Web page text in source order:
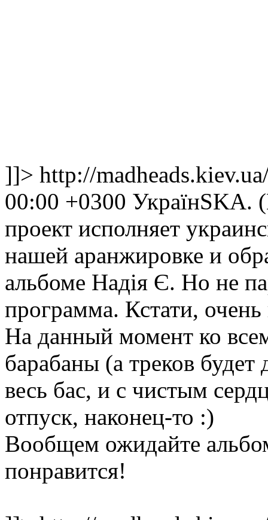
]]> http://
00:00 +0300 УкраїнSKA.
проект исполняет
нашей аранжировке и
альбоме Надія Є. Но не
программа. Кстати, очень
На данный момент ко
барабаны (а треков
весь бас, и с чистым
отпуск, наконец-то :)
Вообщем ожидайте
понравится!